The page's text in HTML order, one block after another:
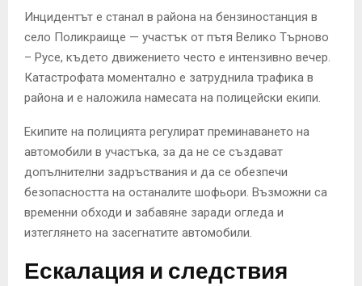
Инцидентът е станал в района на бензиностанция в
село Поликраище — участък от пътя Велико Търново
– Русе, където движението често е интензивно вечер.
Катастрофата моментално е затруднила трафика в
района и е наложила намесата на полицейски екипи.
Екипите на полицията регулират преминаването на
автомобили в участъка, за да не се създават
допълнителни задръствания и да се обезпечи
безопасността на останалите шофьори. Възможни са
временни обходи и забавяне заради огледа и
изтеглянето на засегнатите автомобили.
Ескалация и следствия